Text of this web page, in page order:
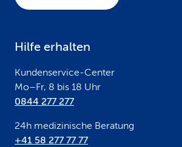
Hilfe erhalten
Kundenservice-Center
Mo–Fr, 8 bis 18 Uhr
0844 277 277
24h medizinische Beratung
+41 58 277 77 77